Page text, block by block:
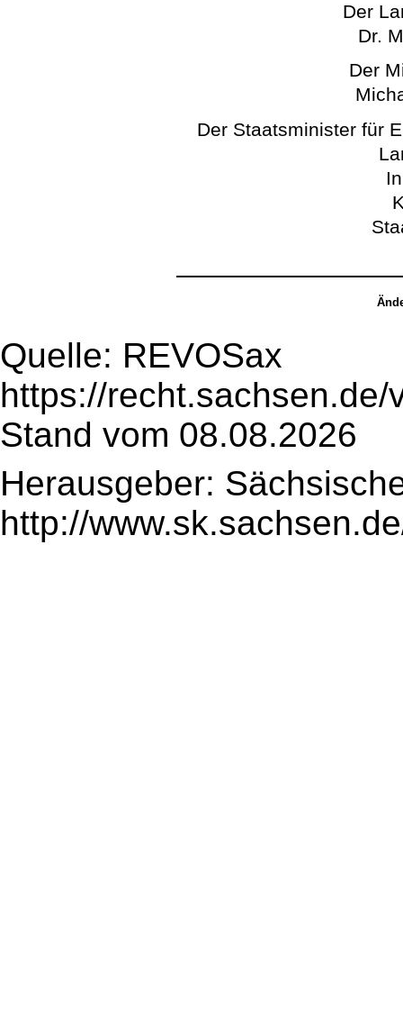
Der
Dr.
Der
Der Staatsminister für
Quelle: REVOSax
https://
Stand vom 08.08.2026
Herausgeber:
http://